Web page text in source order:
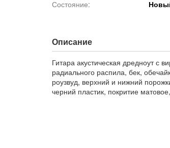
Состояние:
Описание
Гитара акустическая дредноут с
радиального распила, бек,
роузвуд, верхний и нижний
черний пластик, покритие